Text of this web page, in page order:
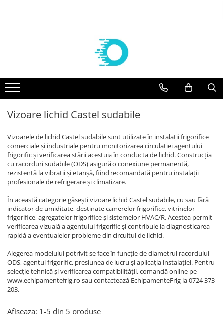
FILTRE CASTEL
Valve Solenoid
VALVE SOLENOID CASTEL
VALVE TERMOSTATICE DANFOSS
Cartuse si carcase
CARTUSE DANFOSS
CARTUSE CASTEL
Condensatoare
Racorduri absorbtie vibratii
REZISTENTE DIGIVRARE
REZISTENTE SILICONICE
Uleiuri
Ventilatoare
Ventilatoare EbmPapst
Ventilatoare turbina
AGREGATE EMBRACO R 134a
AGREGATE EMBRACO R 404a
Agregate Tecumseh
AGREGATE TECUMSEH R 134a
Compresoare frigorifice Embraco
R404A
Compresoare frigorifice Embraco
R290
Compresoare Embraco R600a
Compresoare Tecumseh
Compresoare Tecumseh R134a
Compresoare Tecumseh R404A
Compresoare Danfoss
Compresoare Copeland
Compresoare Cubigel
Compresoare Cubigel R134a
Compresoare Cubigel R404a
Compresoare Jiaxipera
VAPORIZATOARE ECO-MODINE
Vaporizatoare ECO - Slim EVS
VAPORIZATOARE cubiceECO GCE/
CTE PAS 6 REFRIGERARE
PAS 8 REFRIGERARE/CONGELARE
PAS 8.5 REFRIGERARE/ CONGELARE
VAPORIZATOARE ECO- pas 3
dubluflux GDE refrigerare
Vaporizatoare GUNAY
Vaporizatoare CUBICE GUNAY
Vaporizatoare GUNAY DUBLU FLUX
Vaporizatoare GUNAY UNGHIULARE
VAPORIZATOARE LU-VE
Solutii curatare/igienizare
SUPORTI AER CONDITIONAT
KITURI INSTALARE AER
CONDITIONAT
ACCESORII AER CONDITIONAT
Vizoare lichid Castel sudabile
Vizoarele de lichid Castel sudabile sunt utilizate în instalații frigorifice
comerciale și industriale pentru monitorizarea circulației agentului
frigorific și verificarea stării acestuia în conducta de lichid. Construcția
cu racorduri sudabile (ODS) asigură o conexiune permanentă,
rezistentă la vibrații și etanșă, fiind recomandată pentru instalații
profesionale de refrigerare și climatizare.
În această categorie găsești vizoare lichid Castel sudabile, cu sau fără
indicator de umiditate, destinate camerelor frigorifice, vitrinelor
frigorifice, agregatelor frigorifice și sistemelor HVAC/R. Acestea permit
verificarea vizuală a agentului frigorific și contribuie la diagnosticarea
rapidă a eventualelor probleme din circuitul de lichid.
Alegerea modelului potrivit se face în funcție de diametrul racordului
ODS, agentul frigorific, presiunea de lucru și aplicația instalației. Pentru
selecție tehnică și verificarea compatibilității, comandă online pe
www.echipamentefrig.ro sau contactează EchipamenteFrig la 0724 373
203.
Afiseaza: 1-5 din 5 produse